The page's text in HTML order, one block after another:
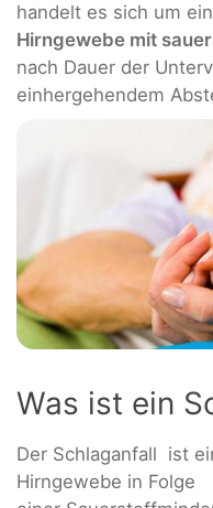
handelt es sich um
Hirngewebe mit
nach Dauer der
einhergehendem
Was ist ein
Der Schlaganfall ist
Hirngewebe in Folge